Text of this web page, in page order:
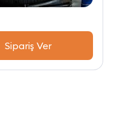
Sipariş Ver